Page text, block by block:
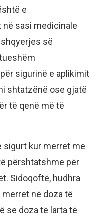
e
në sasi medicinale
së
sigurinë e aplikimit
shtatzënë ose gjatë
të qenë më të
sigurt kur merret me
përshtatshme për
Sidoqoftë, hudhra
në doza të
se doza të larta të